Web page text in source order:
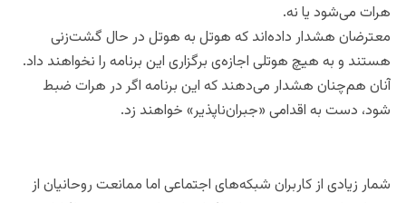
هرات می‌شود یا نه.
معترضان هشدار داده‌اند که هوتل به هوتل در حال گشت‌زنی
هستند و به هیچ هوتلی اجازه‌ی برگزاری این برنامه را نخواهند داد.
آنان هم‌چنان هشدار می‌دهند که این برنامه اگر در هرات ضبط
شود، دست به اقدامی «جبران‌ناپذیر» خواهند زد.
شمار زیادی از کاربران شبکه‌های اجتماعی اما ممانعت روحانیان از